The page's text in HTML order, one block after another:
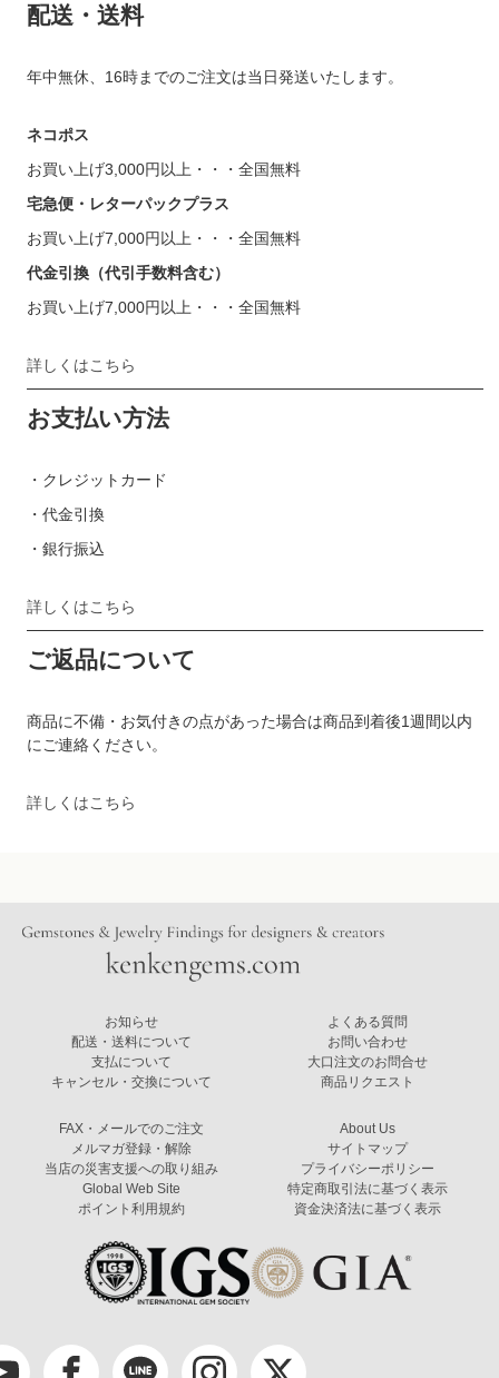
配送・送料
年中無休、16時までのご注文は当日発送いたします。
ネコポス
お買い上げ3,000円以上・・・全国無料
宅急便・レターパックプラス
お買い上げ7,000円以上・・・全国無料
代金引換（代引手数料含む）
お買い上げ7,000円以上・・・全国無料
詳しくはこちら
お支払い方法
・クレジットカード
・代金引換
・銀行振込
詳しくはこちら
ご返品について
商品に不備・お気付きの点があった場合は商品到着後1週間以内
にご連絡ください。
詳しくはこちら
お知らせ
配送・送料について
支払について
キャンセル・交換について
よくある質問
お問い合わせ
大口注文のお問合せ
商品リクエスト
FAX・メールでのご注文
メルマガ登録・解除
当店の災害支援への取り組み
Global Web Site
ポイント利用規約
About Us
サイトマップ
プライバシーポリシー
特定商取引法に基づく表示
資金決済法に基づく表示